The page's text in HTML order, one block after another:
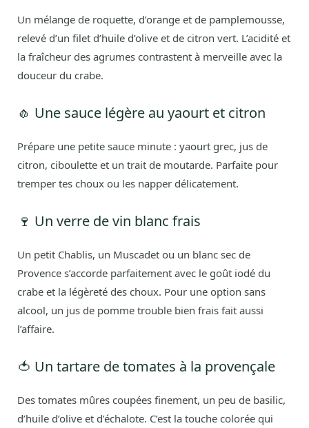
Un mélange de roquette, d’orange et de pamplemousse,
relevé d’un filet d’huile d’olive et de citron vert. L’acidité et
la fraîcheur des agrumes contrastent à merveille avec la
douceur du crabe.
🧄 Une sauce légère au yaourt et citron
Prépare une petite sauce minute : yaourt grec, jus de
citron, ciboulette et un trait de moutarde. Parfaite pour
tremper tes choux ou les napper délicatement.
🍷 Un verre de vin blanc frais
Un petit Chablis, un Muscadet ou un blanc sec de
Provence s’accorde parfaitement avec le goût iodé du
crabe et la légèreté des choux. Pour une option sans
alcool, un jus de pomme trouble bien frais fait aussi
l’affaire.
🍅 Un tartare de tomates à la provençale
Des tomates mûres coupées finement, un peu de basilic,
d’huile d’olive et d’échalote. C’est la touche colorée qui